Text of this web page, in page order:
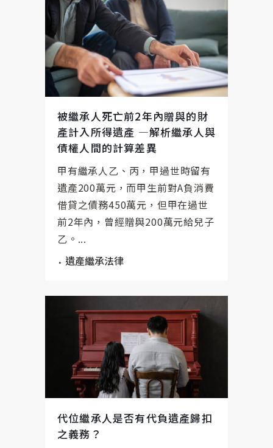
被繼承人死亡前2年內贈與的財
產計入所得遺產 —解析繼承人與
債權人間的計算差異
甲有繼承人乙、丙，甲過世時留有
遺產200萬元，而甲生前對A負消費
借貸之債務450萬元，但甲在過世
前2年內，曾經贈與200萬元給兒子
乙。...
遺產繼承法律
代位繼承人是否有代負遺產歸扣
之義務？